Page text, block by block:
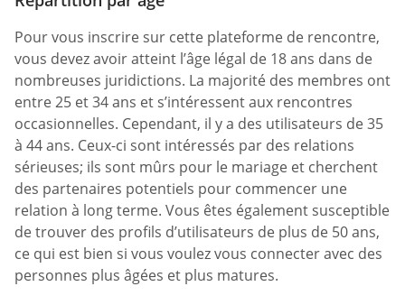
Pour vous inscrire sur cette plateforme de rencontre,
vous devez avoir atteint l’âge légal de 18 ans dans de
nombreuses juridictions. La majorité des membres ont
entre 25 et 34 ans et s’intéressent aux rencontres
occasionnelles. Cependant, il y a des utilisateurs de 35
à 44 ans. Ceux-ci sont intéressés par des relations
sérieuses; ils sont mûrs pour le mariage et cherchent
des partenaires potentiels pour commencer une
relation à long terme. Vous êtes également susceptible
de trouver des profils d’utilisateurs de plus de 50 ans,
ce qui est bien si vous voulez vous connecter avec des
personnes plus âgées et plus matures.